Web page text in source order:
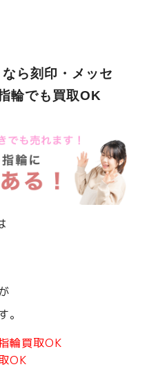
ら刻印・メッセ
輪でも買取OK
。
輪買取OK
OK